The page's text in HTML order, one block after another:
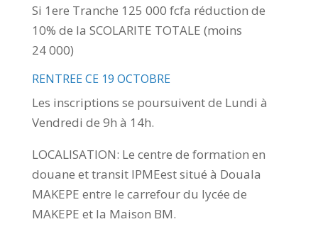
Si 1ere Tranche 125 000 fcfa réduction de
10% de la SCOLARITE TOTALE (moins
24 000)
RENTREE CE 19 OCTOBRE
Les inscriptions se poursuivent de Lundi à
Vendredi de 9h à 14h.
LOCALISATION: Le centre de formation en
douane et transit IPMEest situé à Douala
MAKEPE entre le carrefour du lycée de
MAKEPE et la Maison BM.